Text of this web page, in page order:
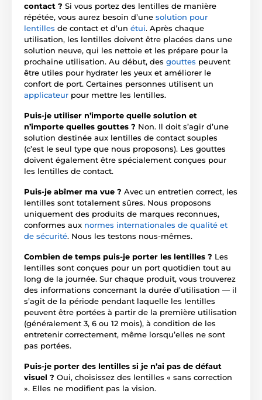
contact ? Si vous portez des lentilles de manière
répétée, vous aurez besoin d’une solution pour
lentilles de contact et d’un étui. Après chaque
utilisation, les lentilles doivent être placées dans une
solution neuve, qui les nettoie et les prépare pour la
prochaine utilisation. Au début, des gouttes peuvent
être utiles pour hydrater les yeux et améliorer le
confort de port. Certaines personnes utilisent un
applicateur pour mettre les lentilles.
Puis-je utiliser n’importe quelle solution et
n’importe quelles gouttes ? Non. Il doit s’agir d’une
solution destinée aux lentilles de contact souples
(c’est le seul type que nous proposons). Les gouttes
doivent également être spécialement conçues pour
les lentilles de contact.
Puis-je abîmer ma vue ? Avec un entretien correct, les
lentilles sont totalement sûres. Nous proposons
uniquement des produits de marques reconnues,
conformes aux normes internationales de qualité et
de sécurité. Nous les testons nous-mêmes.
Combien de temps puis-je porter les lentilles ? Les
lentilles sont conçues pour un port quotidien tout au
long de la journée. Sur chaque produit, vous trouverez
des informations concernant la durée d’utilisation — il
s’agit de la période pendant laquelle les lentilles
peuvent être portées à partir de la première utilisation
(généralement 3, 6 ou 12 mois), à condition de les
entretenir correctement, même lorsqu’elles ne sont
pas portées.
Puis-je porter des lentilles si je n’ai pas de défaut
visuel ? Oui, choisissez des lentilles « sans correction
». Elles ne modifient pas la vision.